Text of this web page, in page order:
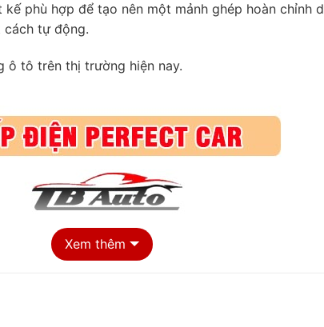
phù hợp để tạo nên một mảnh ghép hoàn chỉnh
cách tự động.
ô tô trên thị trường hiện nay.
Xem thêm